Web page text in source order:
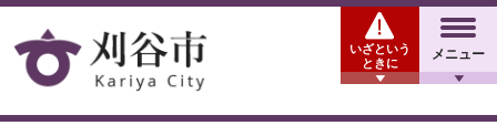
メニュー
いざという
ときに